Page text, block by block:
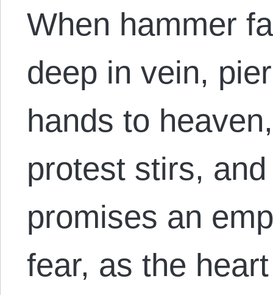
When hammer
deep in vein,
hands to
protest stirs,
promises an
fear, as the